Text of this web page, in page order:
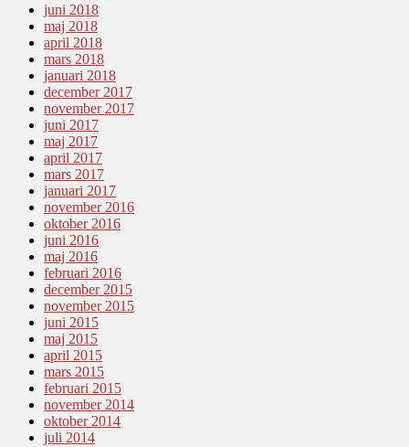
juni 2018
maj 2018
april 2018
mars 2018
januari 2018
december 2017
november 2017
juni 2017
maj 2017
april 2017
mars 2017
januari 2017
november 2016
oktober 2016
juni 2016
maj 2016
februari 2016
december 2015
november 2015
juni 2015
maj 2015
april 2015
mars 2015
februari 2015
november 2014
oktober 2014
juli 2014